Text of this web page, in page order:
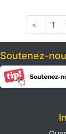
« 1
Soutenez-